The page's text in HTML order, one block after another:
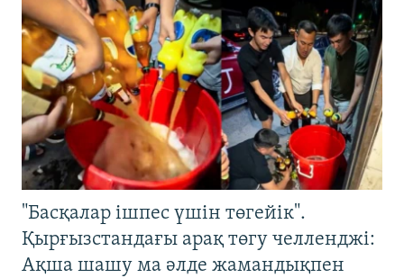
"Басқалар ішпес үшін төгейік".
Қырғызстандағы арақ төгу челленджі:
Ақша шашу ма әлде жамандықпен